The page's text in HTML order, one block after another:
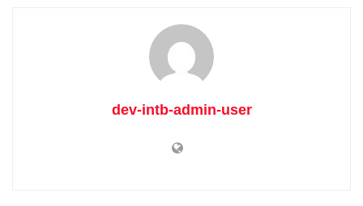
dev-intb-admin-user